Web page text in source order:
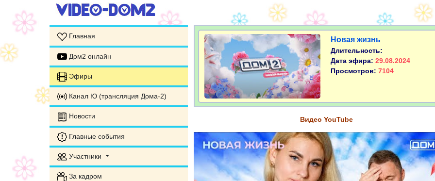
Главная
Дом2 онлайн
Эфиры
Канал Ю (трансляция Дома-2)
Новости
Главные события
Участники
За кадром
Новая жизнь
Длительность:
Дата эфира: 29.08.2024
Просмотров: 7104
Видео YouTube